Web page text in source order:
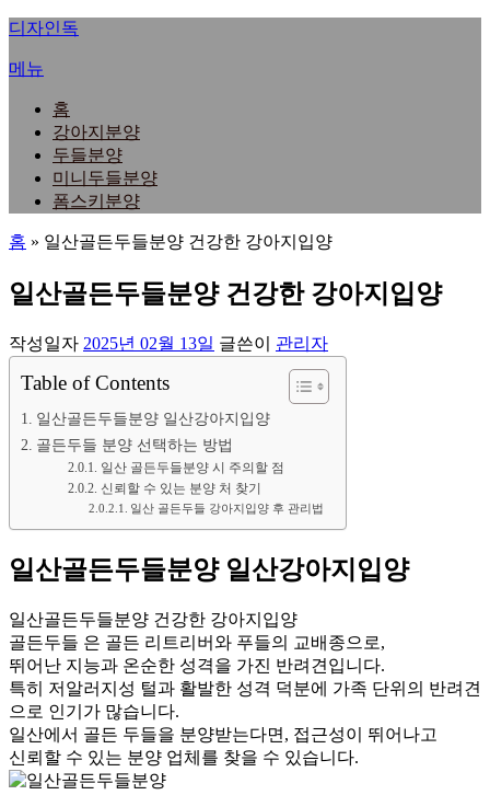
내
으
디자인독
메뉴
홈
강아지분양
두들분양
미니두들분양
폼스키분양
홈 » 일산골든두들분양 건강한 강아지입양
일산골든두들분양 건강한 강아지입양
작성일자 2025년 02월 13일 글쓴이 관리자
Table of Contents
일산골든두들분양 일산강아지입양
골든두들 분양 선택하는 방법
일산 골든두들분양 시 주의할 점
신뢰할 수 있는 분양 처 찾기
일산 골든두들 강아지입양 후 관리법
일산골든두들분양 일산강아지입양
일산골든두들분양 건강한 강아지입양
골든두들 은 골든 리트리버와 푸들의 교배종으로,
뛰어난 지능과 온순한 성격을 가진 반려견입니다.
특히 저알러지성 털과 활발한 성격 덕분에 가족 단위의 반려견
으로 인기가 많습니다.
일산에서 골든 두들을 분양받는다면, 접근성이 뛰어나고
신뢰할 수 있는 분양 업체를 찾을 수 있습니다.